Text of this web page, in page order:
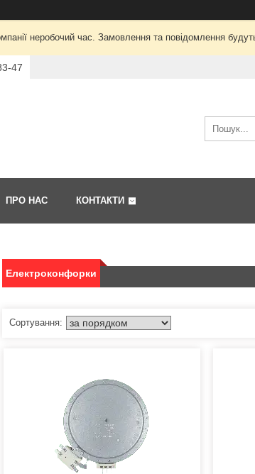
неробочий час. Замовлення та повідомлення
47
ПРО НАС КОНТАКТИ
Електроконфорки